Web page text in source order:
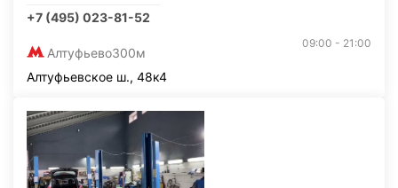
+7 (495) 023-81-52
Алтуфьево300м
09:00 - 21:00
Алтуфьевское ш., 48к4